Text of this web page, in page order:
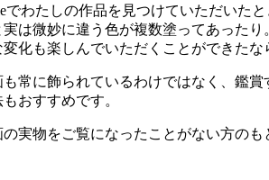
わたしの作品を見つけていただい
は微妙に違う色が複数塗ってあった
化も楽しんでいただくことができたな
常に飾られているわけではなく、鑑
おすすめです。
実物をご覧になったことがない方の